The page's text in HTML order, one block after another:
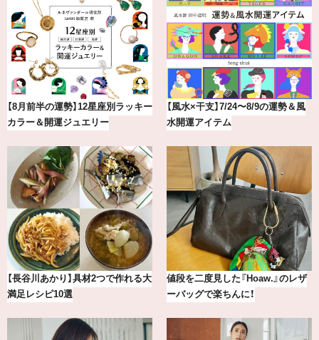
最新版！東京都内のおしゃれな朝活
カフェ＆モーニング9選
【BAILA×OMO】ウオズミアミ描き
下ろし！金沢の旅リスト
【2026年8月】鏡リュウジの12星座
別占い
気分が上がる「フルラ」のアイウェ
アを「眼鏡市場」で探して。